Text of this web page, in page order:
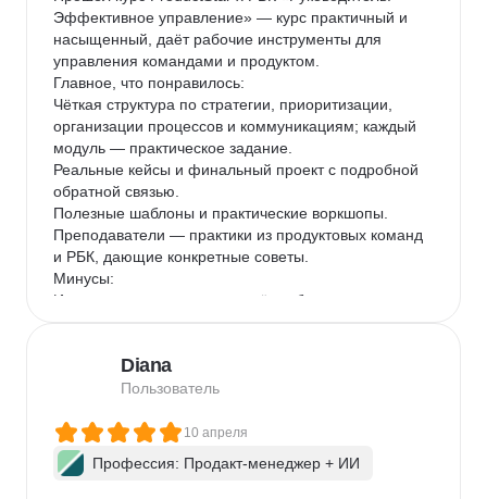
Эффективное управление» — курс практичный и
насыщенный, даёт рабочие инструменты для
управления командами и продуктом.
Главное, что понравилось:
Чёткая структура по стратегии, приоритизации,
организации процессов и коммуникациям; каждый
модуль — практическое задание.
Реальные кейсы и финальный проект с подробной
обратной связью.
Полезные шаблоны и практические воркшопы.
Преподаватели — практики из продуктовых команд
и РБК, дающие конкретные советы.
Минусы:
Интенсивность: материал даётся быстро; тем, кто
на проработку домашних заданий.
Хотелось бы больше времени на индивидуальное
Для кого курс:
Подойдёт руководителям продуктовых и кросс-
функциональных команд, менеджерам среднего
Diana
Пользователь
10 апреля
Профессия: Продакт-менеджер + ИИ